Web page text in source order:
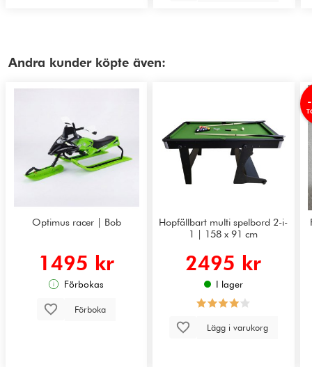
Andra kunder köpte även:
Optimus racer | Bob
1495 kr
Förbokas
Förboka
Hopfällbart multi spelbord 2-i-
1 | 158 x 91 cm
2495 kr
I lager
Lägg i varukorg